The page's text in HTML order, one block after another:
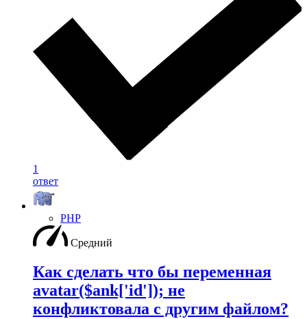
1
ответ
PHP
Средний
Как сделать что бы переменная
avatar($ank['id']); не
конфликтовала с другим файлом?